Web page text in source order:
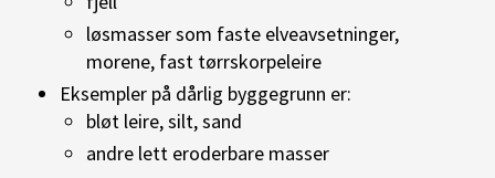
løsmasser som faste elveavsetninger,
morene, fast tørrskorpeleire
Eksempler på dårlig byggegrunn er:
bløt leire, silt, sand
andre lett eroderbare masser